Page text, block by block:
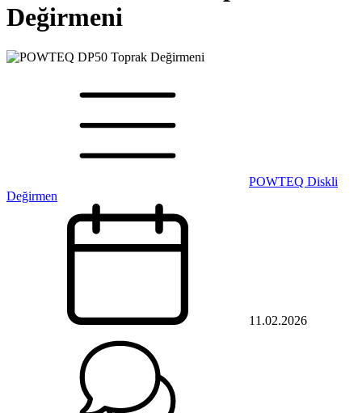
Değirmeni
POWTEQ Diskli
Değirmen
11.02.2026